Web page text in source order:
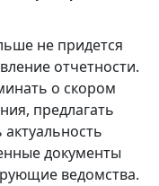
не придется
отчетности.
о скором
предлагать
документы
ведомства.